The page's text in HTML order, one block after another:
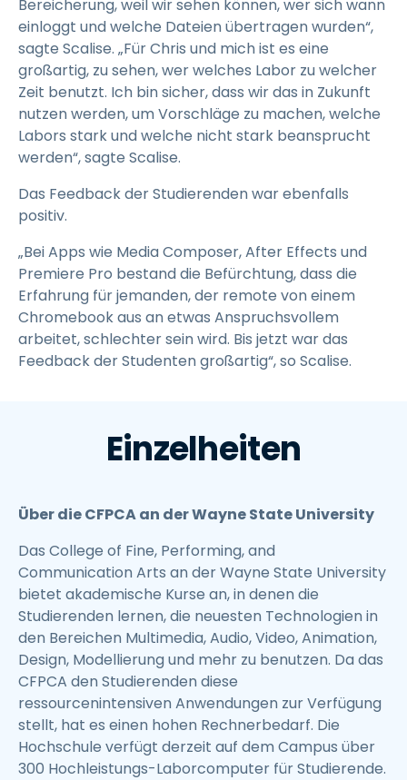
Bereicherung, weil wir sehen können, wer sich wann
einloggt und welche Dateien übertragen wurden“,
sagte Scalise. „Für Chris und mich ist es eine
großartig, zu sehen, wer welches Labor zu welcher
Zeit benutzt. Ich bin sicher, dass wir das in Zukunft
nutzen werden, um Vorschläge zu machen, welche
Labors stark und welche nicht stark beansprucht
werden“, sagte Scalise.
Das Feedback der Studierenden war ebenfalls
positiv.
„Bei Apps wie Media Composer, After Effects und
Premiere Pro bestand die Befürchtung, dass die
Erfahrung für jemanden, der remote von einem
Chromebook aus an etwas Anspruchsvollem
arbeitet, schlechter sein wird. Bis jetzt war das
Feedback der Studenten großartig“, so Scalise.
Einzelheiten
Über die CFPCA an der Wayne State University
Das College of Fine, Performing, and
Communication Arts an der Wayne State University
bietet akademische Kurse an, in denen die
Studierenden lernen, die neuesten Technologien in
den Bereichen Multimedia, Audio, Video, Animation,
Design, Modellierung und mehr zu benutzen. Da das
CFPCA den Studierenden diese
ressourcenintensiven Anwendungen zur Verfügung
stellt, hat es einen hohen Rechnerbedarf. Die
Hochschule verfügt derzeit auf dem Campus über
300 Hochleistungs-Laborcomputer für Studierende.